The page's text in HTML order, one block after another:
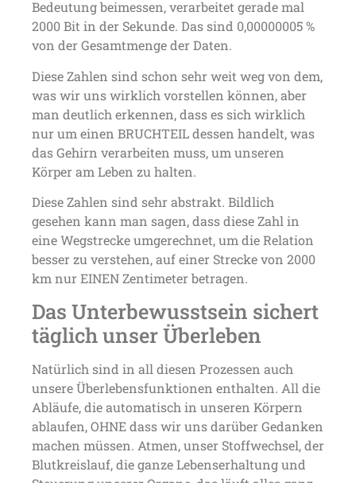
Bedeutung beimessen, verarbeitet gerade mal
2000 Bit in der Sekunde. Das sind 0,00000005 %
von der Gesamtmenge der Daten.
Diese Zahlen sind schon sehr weit weg von dem,
was wir uns wirklich vorstellen können, aber
man deutlich erkennen, dass es sich wirklich
nur um einen BRUCHTEIL dessen handelt, was
das Gehirn verarbeiten muss, um unseren
Körper am Leben zu halten.
Diese Zahlen sind sehr abstrakt. Bildlich
gesehen kann man sagen, dass diese Zahl in
eine Wegstrecke umgerechnet, um die Relation
besser zu verstehen, auf einer Strecke von 2000
km nur EINEN Zentimeter betragen.
Das Unterbewusstsein sichert
täglich unser Überleben
Natürlich sind in all diesen Prozessen auch
unsere Überlebensfunktionen enthalten. All die
Abläufe, die automatisch in unseren Körpern
ablaufen, OHNE dass wir uns darüber Gedanken
machen müssen. Atmen, unser Stoffwechsel, der
Blutkreislauf, die ganze Lebenserhaltung und